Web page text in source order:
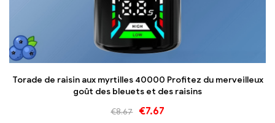
Torade de raisin aux myrtilles 40000 Profitez du merveilleux
goût des bleuets et des raisins
€8.67 €7.67